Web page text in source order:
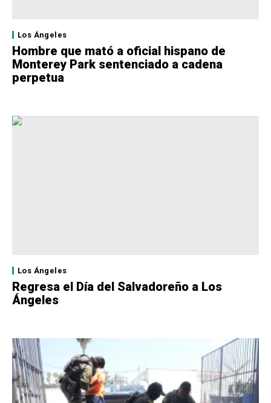
Los Ángeles
Hombre que mató a oficial hispano de
Monterey Park sentenciado a cadena
perpetua
Los Ángeles
Regresa el Día del Salvadoreño a Los
Ángeles